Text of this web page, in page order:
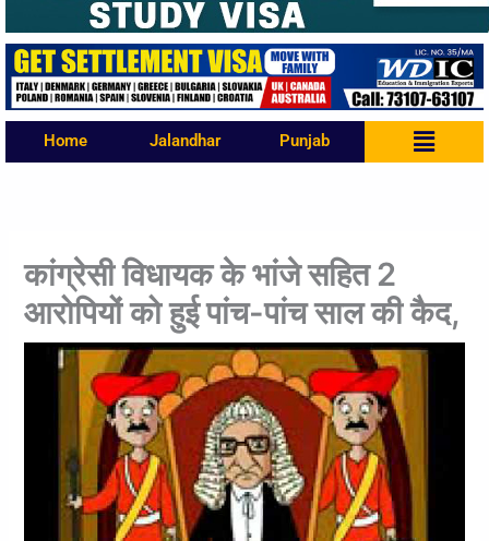
Home Jalandhar Punjab Menu
कांग्रेसी विधायक के भांजे सहित 2
आरोपियों को हुई पांच-पांच साल की कैद,